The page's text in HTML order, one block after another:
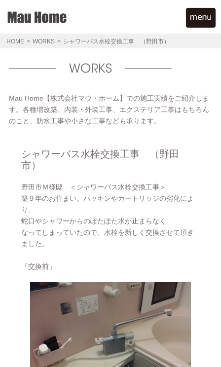
HOME > WORKS > シャワーバス水栓交換工事 （野田市）
Mau Home【株式会社マウ・ホーム】での施工実績をご紹介しま
す。各種増改築、内装・外装工事、エクステリア工事はもちろん
のこと、防水工事や小さな工事なども承ります。
シャワーバス水栓交換工事 （野田
市）
野田市Ｍ様邸 ＜シャワーバス水栓交換工事＞
築９年のお住まい。パッキンやカートリッジの劣化によ
り、
蛇口やシャワーからのぽたぽた水が止まらなく
なってしまっていたので、水栓を新しく交換させて頂き
ました。
「交換前」